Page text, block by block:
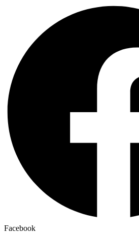
Facebook